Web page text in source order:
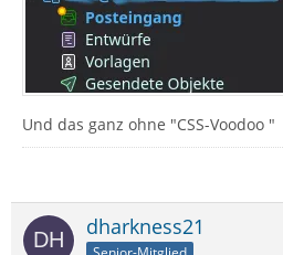
Und das ganz ohne "CSS-Voodoo "
dharkness21